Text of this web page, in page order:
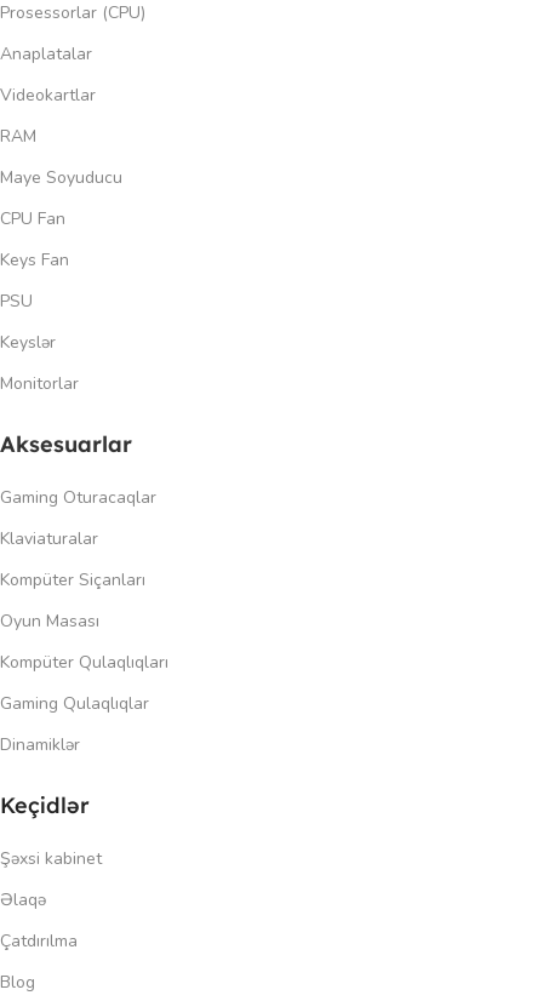
Prosessorlar (CPU)
Anaplatalar
Videokartlar
RAM
Maye Soyuducu
CPU Fan
Keys Fan
PSU
Keyslər
Monitorlar
Aksesuarlar
Gaming Oturacaqlar
Klaviaturalar
Kompüter Siçanları
Oyun Masası
Kompüter Qulaqlıqları
Gaming Qulaqlıqlar
Dinamiklər
Keçidlər
Şəxsi kabinet
Əlaqə
Çatdırılma
Blog